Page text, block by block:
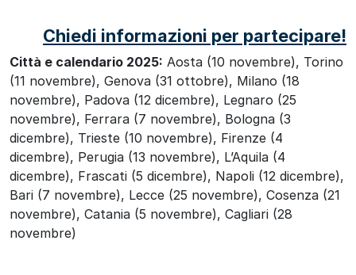
Chiedi informazioni per partecipare!
Città e calendario 2025: Aosta (10 novembre), Torino
(11 novembre), Genova (31 ottobre), Milano (18
novembre), Padova (12 dicembre), Legnaro (25
novembre), Ferrara (7 novembre), Bologna (3
dicembre), Trieste (10 novembre), Firenze (4
dicembre), Perugia (13 novembre), L’Aquila (4
dicembre), Frascati (5 dicembre), Napoli (12 dicembre),
Bari (7 novembre), Lecce (25 novembre), Cosenza (21
novembre), Catania (5 novembre), Cagliari (28
novembre)